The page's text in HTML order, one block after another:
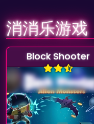
消消乐游戏
Block Shooter